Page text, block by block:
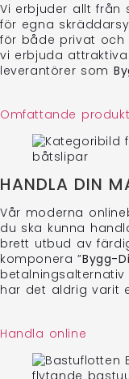
Vi erbjuder allt från
för egna
för både privat och
vi erbjuda
leverantörer som
Omfattande
HANDLA DIN
Vår moderna
du ska kunna
brett utbud av
komponera ”Bygg-
har det aldrig varit
Handla online